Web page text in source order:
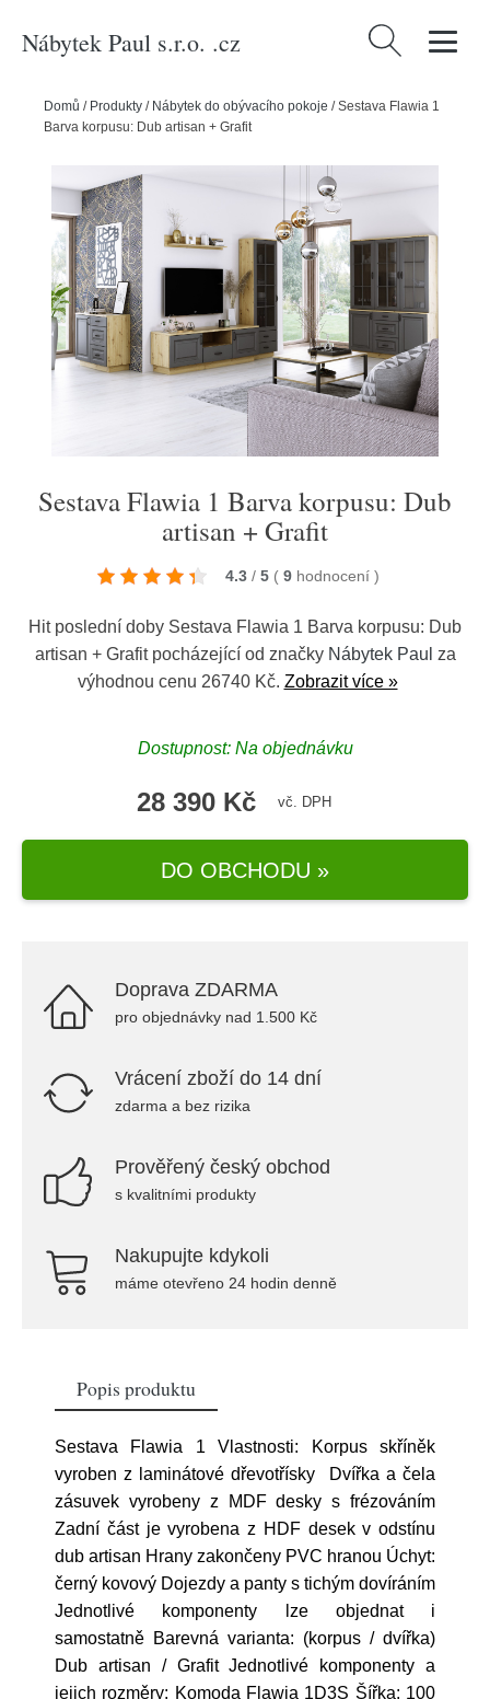
Nábytek Paul s.r.o. .cz Vyhledávání
Domů / Produkty / Nábytek do obývacího pokoje /Sestava Flawia 1
Barva korpusu: Dub artisan + Grafit
Sestava Flawia 1 Barva korpusu: Dub
artisan + Grafit
4.3 / 5 ( 9 hodnocení )
Hit poslední doby Sestava Flawia 1 Barva korpusu: Dub
artisan + Grafit pocházející od značky Nábytek Paul za
výhodnou cenu 26740 Kč. Zobrazit více »
Dostupnost: Na objednávku
28 390 Kč vč. DPH
DO OBCHODU »
Doprava ZDARMA
pro objednávky nad 1.500 Kč
Vrácení zboží do 14 dní
zdarma a bez rizika
Prověřený český obchod
s kvalitními produkty
Nakupujte kdykoli
máme otevřeno 24 hodin denně
Popis produktu
Sestava Flawia 1 Vlastnosti: Korpus skříněk
vyroben z laminátové dřevotřísky Dvířka a čela
zásuvek vyrobeny z MDF desky s frézováním
Zadní část je vyrobena z HDF desek v odstínu
dub artisan Hrany zakončeny PVC hranou Úchyt:
černý kovový Dojezdy a panty s tichým dovíráním
Jednotlivé komponenty lze objednat i
samostatně Barevná varianta: (korpus / dvířka)
Dub artisan / Grafit Jednotlivé komponenty a
jejich rozměry: Komoda Flawia 1D3S Šířka: 100